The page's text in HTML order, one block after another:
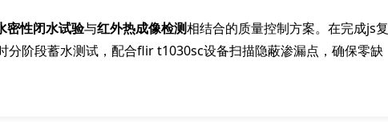
密性闭水试验与红外热成像检测相结合的质量控制方案。在完成js复
分阶段蓄水测试，配合flir t1030sc设备扫描隐蔽渗漏点，确保零缺